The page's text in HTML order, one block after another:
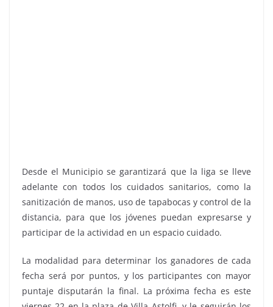
Desde el Municipio se garantizará que la liga se lleve
adelante con todos los cuidados sanitarios, como la
sanitización de manos, uso de tapabocas y control de la
distancia, para que los jóvenes puedan expresarse y
participar de la actividad en un espacio cuidado.
La modalidad para determinar los ganadores de cada
fecha será por puntos, y los participantes con mayor
puntaje disputarán la final. La próxima fecha es este